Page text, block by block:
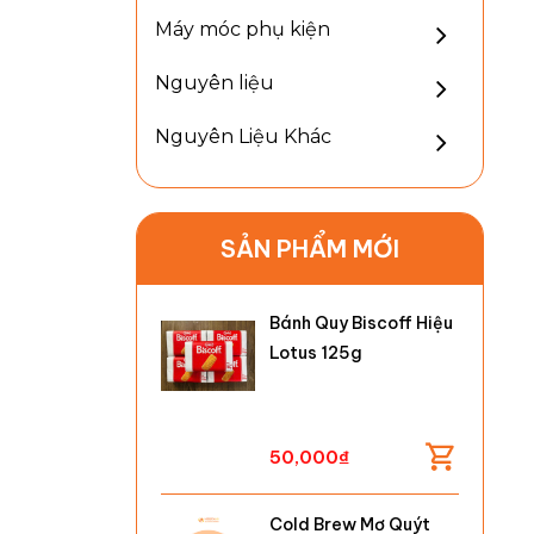
Máy móc phụ kiện
Nguyên liệu
Nguyên Liệu Khác
SẢN PHẨM MỚI
Bánh Quy Biscoff Hiệu
Lotus 125g
50,000₫
Cold Brew Mơ Quýt